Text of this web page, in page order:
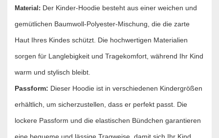
Material: Der Kinder-Hoodie besteht aus einer weichen und
gemütlichen Baumwoll-Polyester-Mischung, die die zarte
Haut Ihres Kindes schützt. Die hochwertigen Materialien
sorgen für Langlebigkeit und Tragekomfort, während Ihr Kind
warm und stylisch bleibt.
Passform: Dieser Hoodie ist in verschiedenen Kindergrößen
erhältlich, um sicherzustellen, dass er perfekt passt. Die
lockere Passform und die elastischen Bündchen garantieren